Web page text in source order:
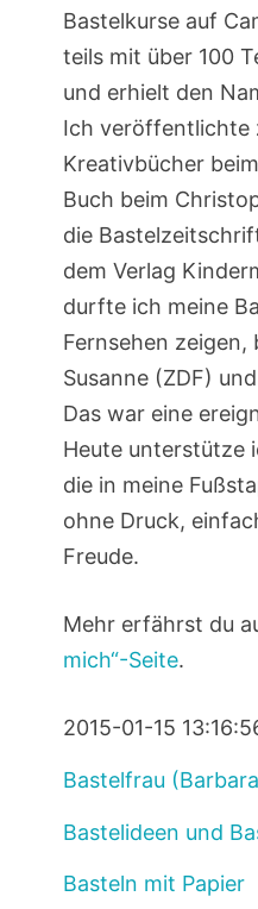
Bastelkurse auf
teils mit über 100
und erhielt den
Ich veröffentlichte
Kreativbücher
Buch beim
die
dem Verlag
durfte ich meine
Fernsehen zeigen,
Susanne (ZDF)
Das war eine
Heute unterstütze
die in meine
ohne Druck,
Freude.
Mehr erfährst du
mich“-Seite.
2015-01-15
Bastelfrau
Bastelideen und
Basteln mit Papier